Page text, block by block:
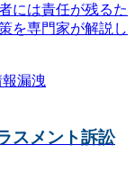
には責任が残るた
を専門家が解説し
漏洩
スメント訴訟